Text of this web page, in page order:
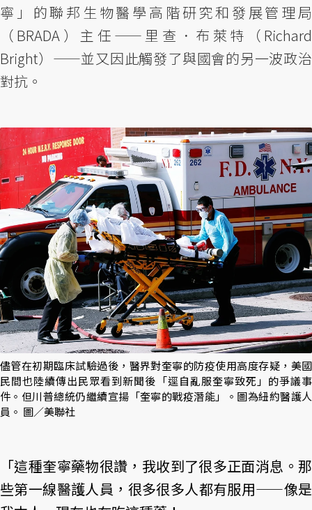
寧」的聯邦生物醫學高階研究和發展管理局
（BRADA）主任——里查．布萊特（Richard
Bright）——並又因此觸發了與國會的另一波政治
對抗。
儘管在初期臨床試驗過後，醫界對奎寧的防疫使用高度存疑，美國
民間也陸續傳出民眾看到新聞後「逕自亂服奎寧致死」的爭議事
件。但川普總統仍繼續宣揚「奎寧的戰疫潛能」。圖為紐約醫護人
員。 圖／美聯社
「這種奎寧藥物很讚，我收到了很多正面消息。那
些第一線醫護人員，很多很多人都有服用——像是